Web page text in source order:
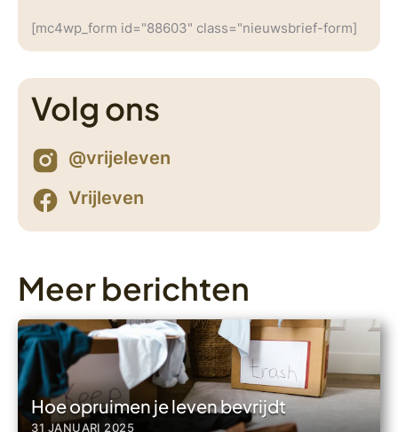
[mc4wp_form id="88603" class="nieuwsbrief-form]
Volg ons
@vrijeleven
Vrijleven
Meer berichten
Hoe opruimen je leven bevrijdt
31 JANUARI 2025